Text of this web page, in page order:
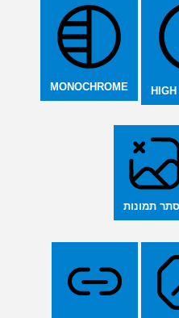
MONOCHROME
תמונות